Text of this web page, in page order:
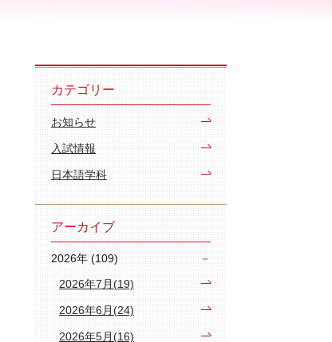
カテゴリー
お知らせ
入試情報
日本語学科
アーカイブ
2026年 (109)
2026年7月(19)
2026年6月(24)
2026年5月(16)